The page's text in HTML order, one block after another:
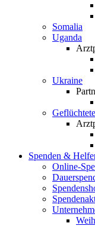
Somalia
Uganda
Ukraine
Spenden &
Online-